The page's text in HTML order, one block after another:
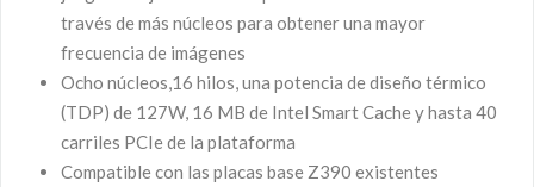
través de más núcleos para obtener una mayor
frecuencia de imágenes
Ocho núcleos,16 hilos, una potencia de diseño térmico
(TDP) de 127W, 16 MB de Intel Smart Cache y hasta 40
carriles PCIe de la plataforma
Compatible con las placas base Z390 existentes